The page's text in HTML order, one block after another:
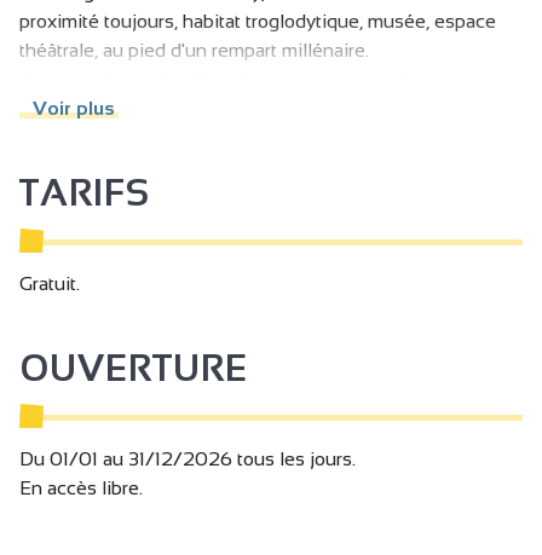
proximité toujours, habitat troglodytique, musée, espace
théâtrale, au pied d'un rempart millénaire.
signalétique, historique et panoramique.
Voir plus
TARIFS
Gratuit.
OUVERTURE
Du 01/01 au 31/12/2026 tous les jours.
En accès libre.